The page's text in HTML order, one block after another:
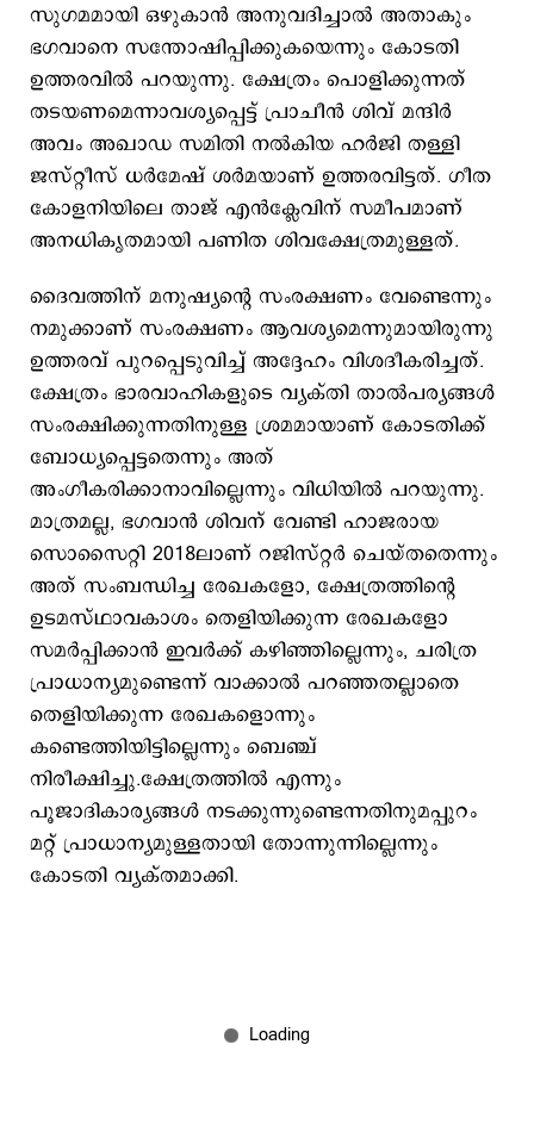
സുഗമമായി ഒഴുകാന്‍ അനുവദിച്ചാല്‍ അതാകും
ഭഗവാനെ സന്തോഷിപ്പിക്കുകയെന്നും കോടതി
ഉത്തരവില്‍ പറയുന്നു. ക്ഷേത്രം പൊളിക്കുന്നത്
തടയണമെന്നാവശ്യപ്പെട്ട് പ്രാചീന്‍ ശിവ് മന്ദിര്‍
അവം അഖാഡ സമിതി നല്‍കിയ ഹര്‍ജി തള്ളി
ജസ്റ്റീസ് ധര്‍മേഷ് ശര്‍മയാണ് ഉത്തരവിട്ടത്. ഗീത
കോളനിയിലെ താജ് എന്‍ക്ലേവിന് സമീപമാണ്
അനധികൃതമായി പണിത ശിവക്ഷേത്രമുള്ളത്.
ദൈവത്തിന് മനുഷ്യന്‍റെ സംരക്ഷണം വേണ്ടെന്നും
നമുക്കാണ് സംരക്ഷണം ആവശ്യമെന്നുമായിരുന്നു
ഉത്തരവ് പുറപ്പെടുവിച്ച് അദ്ദേഹം വിശദീകരിച്ചത്.
ക്ഷേത്രം ഭാരവാഹികളുടെ വ്യക്തി താല്‍പര്യങ്ങള്‍
സംരക്ഷിക്കുന്നതിനുള്ള ശ്രമമായാണ് കോടതിക്ക്
ബോധ്യപ്പെട്ടതെന്നും അത്
അംഗീകരിക്കാനാവില്ലെന്നും വിധിയില്‍ പറയുന്നു.
മാത്രമല്ല, ഭഗവാന്‍ ശിവന് വേണ്ടി ഹാജരായ
സൊസൈറ്റി 2018ലാണ് റജിസ്റ്റര്‍ ചെയ്തതെന്നും
അത് സംബന്ധിച്ച രേഖകളോ, ക്ഷേത്രത്തിന്‍റെ
ഉടമസ്ഥാവകാശം തെളിയിക്കുന്ന രേഖകളോ
സമര്‍പ്പിക്കാന്‍ ഇവര്‍ക്ക് കഴിഞ്ഞില്ലെന്നും, ചരിത്ര
പ്രാധാന്യമുണ്ടെന്ന് വാക്കാല്‍ പറഞ്ഞതല്ലാതെ
തെളിയിക്കുന്ന രേഖകളൊന്നും
കണ്ടെത്തിയിട്ടില്ലെന്നും ബെഞ്ച്
നിരീക്ഷിച്ചു.ക്ഷേത്രത്തില്‍ എന്നും
പൂജാദികാര്യങ്ങള്‍ നടക്കുന്നുണ്ടെന്നതിനുമപ്പുറം
മറ്റ് പ്രാധാന്യമുള്ളതായി തോന്നുന്നില്ലെന്നും
കോടതി വ്യക്തമാക്കി.